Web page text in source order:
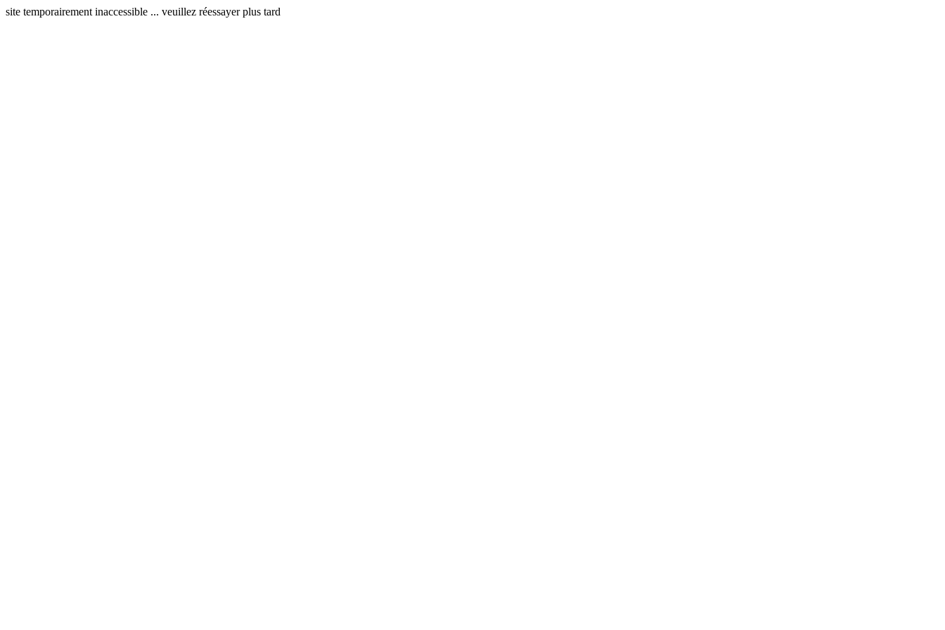
site temporairement inaccessible ... veuillez réessayer plus tard